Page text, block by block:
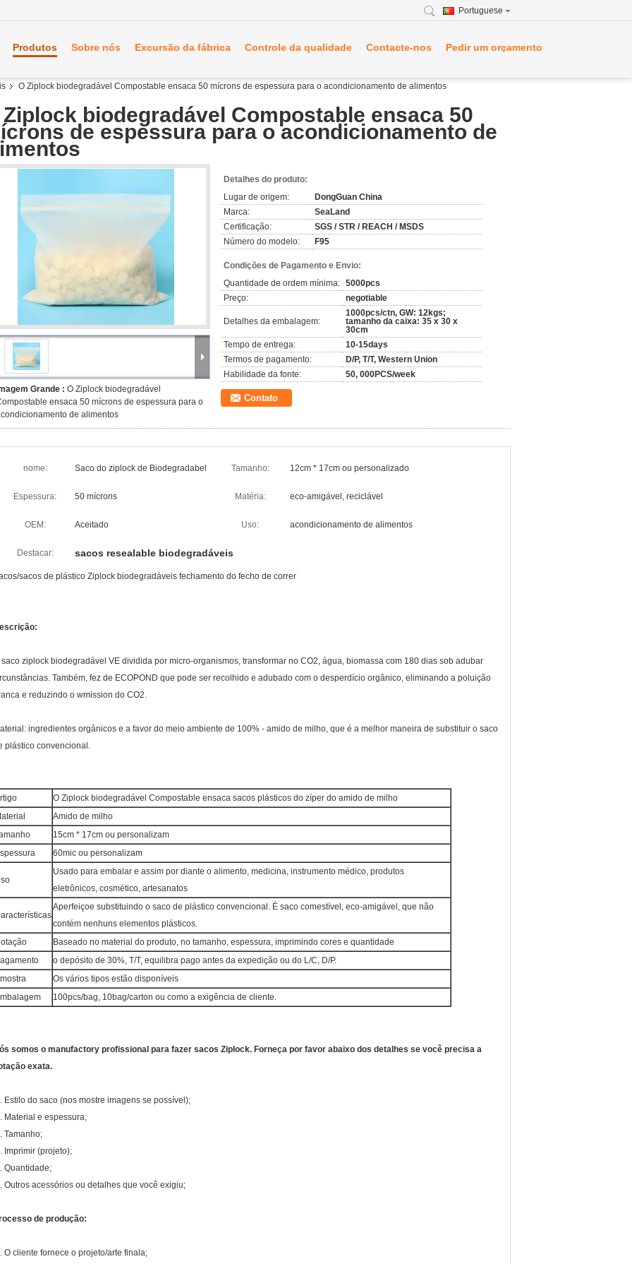
Portuguese
Produtos Sobre nós Excursão da fábrica Controle da qualidade Contacte-nos Pedir um orçamento
O Ziplock biodegradável Compostable ensaca 50 mícrons de espessura para o acondicionamento de alimentos
Ziplock biodegradável Compostable ensaca 50
de espessura para o acondicionamento de
Grande : O Ziplock biodegradável
ensaca 50 mícrons de espessura para o
de alimentos
Detalhes do produto:
Lugar de origem:
DongGuan China
Marca:
SeaLand
Certificação:
SGS / STR / REACH / MSDS
Número do modelo:
F95
Condições de Pagamento e Envio:
Quantidade de ordem mínima: 5000pcs
Preço:
negotiable
Detalhes da embalagem:
1000pcs/ctn, GW: 12kgs;
tamanho da caixa: 35 x 30 x
30cm
Tempo de entrega:
10-15days
Termos de pagamento:
D/P, T/T, Western Union
Habilidade da fonte:
50, 000PCS/week
Contato
nome: Saco do ziplock de Biodegradabel Tamanho: 12cm * 17cm ou personalizado
Espessura: 50 mícrons Matéria: eco-amigável, reciclável
OEM: Aceitado Uso: acondicionamento de alimentos
Destacar: sacos resealable biodegradáveis
sacos de plástico Ziplock biodegradáveis fechamento do fecho de correr
saco ziplock biodegradável VE dividida por micro-organismos, transformar no CO2, água, biomassa com 180 dias sob adubar
Também, fez de ECOPOND que pode ser recolhido e adubado com o desperdício orgânico, eliminando a poluição
e reduzindo o wmission do CO2.
ingredientes orgânicos e a favor do meio ambiente de 100% - amido de milho, que é a melhor maneira de substituir o saco
plástico convencional.
O Ziplock biodegradável Compostable ensaca sacos plásticos do zíper do amido de milho
Amido de milho
15cm * 17cm ou personalizam
60mic ou personalizam
Usado para embalar e assim por diante o alimento, medicina, instrumento médico, produtos
eletrônicos, cosmético, artesanatos
Aperfeiçoe substituindo o saco de plástico convencional. É saco comestível, eco-amigável, que não
contém nenhuns elementos plásticos.
Baseado no material do produto, no tamanho, espessura, imprimindo cores e quantidade
o depósito de 30%, T/T, equilibra pago antes da expedição ou do L/C, D/P.
Os vários tipos estão disponíveis
100pcs/bag, 10bag/carton ou como a exigência de cliente.
somos o manufactory profissional para fazer sacos Ziplock. Forneça por favor abaixo dos detalhes se você precisa a
exata.
Estilo do saco (nos mostre imagens se possível);
Material e espessura;
Tamanho;
Imprimir (projeto);
Quantidade;
Outros acessórios ou detalhes que você exigiu;
de produção:
O cliente fornece o projeto/arte finala;